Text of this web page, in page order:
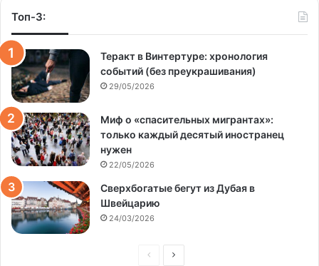
Топ-3:
Теракт в Винтертуре: хронология
событий (без преукрашивания)
29/05/2026
Миф о «спасительных мигрантах»:
только каждый десятый иностранец
нужен
22/05/2026
Сверхбогатые бегут из Дубая в
Швейцарию
24/03/2026
Предыдущая
Следующая